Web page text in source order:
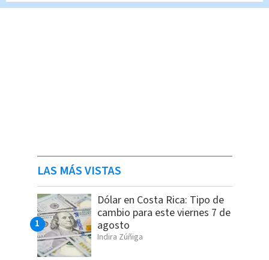
LAS MÁS VISTAS
Dólar en Costa Rica: Tipo de
cambio para este viernes 7 de
agosto
Indira Zúñiga